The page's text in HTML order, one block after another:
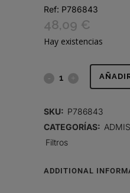
Ref: P786843
48,09 €
Hay existencias
FILTRO
SEGURIDAD
SKU: P786843
CATEGORÍAS:
Filtros
ADDITIONAL